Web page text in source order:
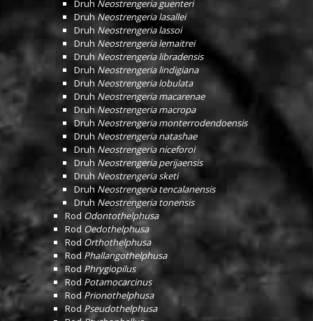
Druh Neostrengeria guenteri
DruhNeostrengeria lasallei
Druh Neostrengeria lassoi
Druh Neostrengeria lemaitrei
Druh Neostrengeria libradensis
Druh Neostrengeria lindigiana
Druh Neostrengeria lobulata
Druh Neostrengeria macarenae
Druh Neostrengeria macropa
Druh Neostrengeria monterrodendoensis
Druh Neostrengeria natashae
Druh Neostrengeria niceforoi
Druh Neostrengeria perijaensis
Druh Neostrengeria sketi
Druh Neostrengeria tencalanensis
Druh Neostrengeria tonensis
Rod Odontothelphusa
Rod Oedothelphusa
Rod Orthothelphusa
Rod Phallangothelphusa
Rod Phrygiopilus
Rod Potamocarcinus
Rod Prionothelphusa
Rod Pseudothelphusa